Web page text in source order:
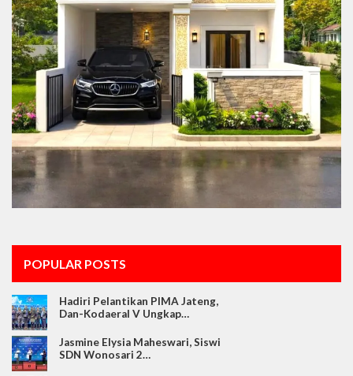
POPULAR POSTS
Hadiri Pelantikan PIMA Jateng,
Dan-Kodaeral V Ungkap…
Jasmine Elysia Maheswari, Siswi
SDN Wonosari 2…